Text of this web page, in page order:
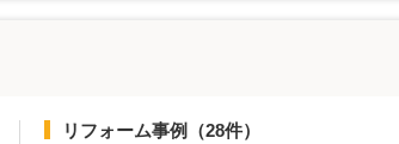
リフォーム事例 （28件）